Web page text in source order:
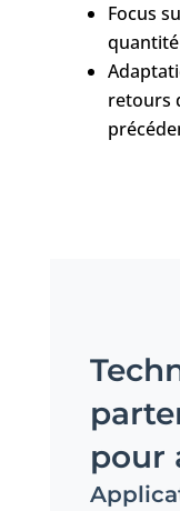
Focus
quantité
retours
pour